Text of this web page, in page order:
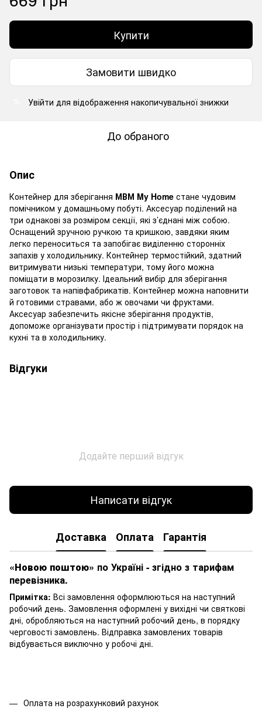
Купити
Замовити швидко
Увійти для відображення накопичувальної знижки
До обраного
Опис
Контейнер для зберігання МВМ My Home стане чудовим
помічником у домашньому побуті. Аксесуар поділений на
три однакові за розміром секції, які з’єднані між собою.
Оснащений зручною ручкою та кришкою, завдяки яким
легко переноситься та запобігає виділенню сторонніх
запахів у холодильнику. Контейнер термостійкий, здатний
витримувати низькі температури, тому його можна
поміщати в морозилку. Ідеальний вибір для зберігання
заготовок та напівфабрикатів. Контейнер можна наповнити
й готовими стравами, або ж овочами чи фруктами.
Аксесуар забезпечить якісне зберігання продуктів,
допоможе організувати простір і підтримувати порядок на
кухні та в холодильнику.
Відгуки
Додайте перший відгук
Написати відгук
Доставка Оплата Гарантія
«Новою поштою» по Україні - згідно з тарифам
перевізника.
Примітка: Всі замовлення оформлюються на наступний
робочий день. Замовлення оформлені у вихідні чи святкові
дні, обробляються на наступний робочий день, в порядку
черговості замовлень. Відправка замовлених товарів
відбувається виключно у робочі дні.
Оплата на розрахунковий рахунок